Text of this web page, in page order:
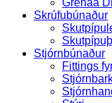
Grenaa
Skrúfubúnaður
Stjórnbúnaður
Fittings